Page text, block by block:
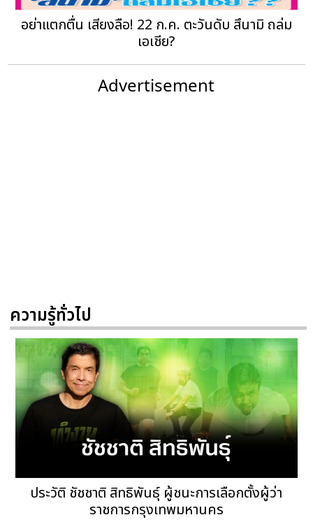
อย่าแตกตื่น เสียงลือ! 22 ก.ค. ตะวันดับ สึนามิ ถล่ม
เอเชีย?
Advertisement
ความรู้ทั่วไป
ประวัติ ชัชชาติ สิทธิพันธ์ุ ผู้ชนะการเลือกตั้งผู้ว่า
ราชการกรุงเทพมหานคร